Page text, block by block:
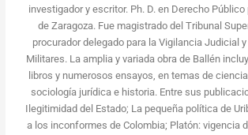
investigador y escritor. Ph. D. en Derecho Público
de Zaragoza. Fue magistrado del Tribunal
procurador delegado para la Vigilancia Judicial
Militares. La amplia y variada obra de Ballén
libros y numerosos ensayos, en temas de
sociología jurídica e historia. Entre sus
Ilegitimidad del Estado; La pequeña política de
a los inconformes de Colombia; Platón: vigencia